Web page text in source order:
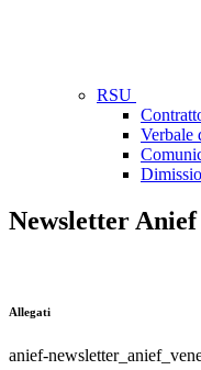
RSU
Verbale
Newsletter
Allegati
anief-